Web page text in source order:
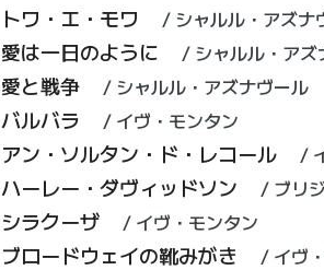
トワ・エ・モワ シャルル・アズナ
愛は一日のように シャルル・アズ
愛と戦争 シャルル・アズナヴール
バルバラ イヴ・モンタン
アン・ソルタン・ド・レコール
ハーレー・ダヴィッドソン ブリ
シラクーザ イヴ・モンタン
ブロードウェイの靴みがき イヴ